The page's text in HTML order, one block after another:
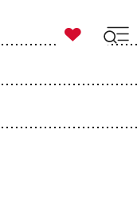

taz zahl ich